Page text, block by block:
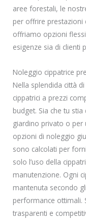
aree forestali, le
per offrire prestazioni
offriamo opzioni
esigenze sia di clienti
Noleggio cippatrice
Nella splendida città
cippatrici a prezzi
budget. Sia che tu
giardino privato o per
opzioni di noleggio
sono calcolati per
solo l’uso della
manutenzione. Ogni
mantenuta secondo
performance
trasparenti e